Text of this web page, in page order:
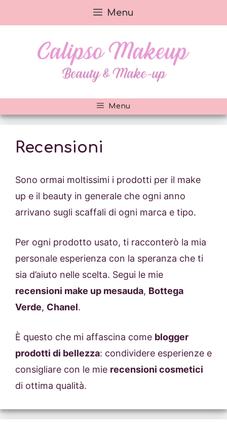
al
Menu
Menu
Recensioni
Sono ormai moltissimi i prodotti per il make
up e il beauty in generale che ogni anno
arrivano sugli scaffali di ogni marca e tipo.
Per ogni prodotto usato, ti racconterò la mia
personale esperienza con la speranza che ti
sia d’aiuto nelle scelta. Segui le mie
recensioni make up mesauda, Bottega
Verde, Chanel.
È questo che mi affascina come blogger
prodotti di bellezza: condividere esperienze e
consigliare con le mie recensioni cosmetici
di ottima qualità.